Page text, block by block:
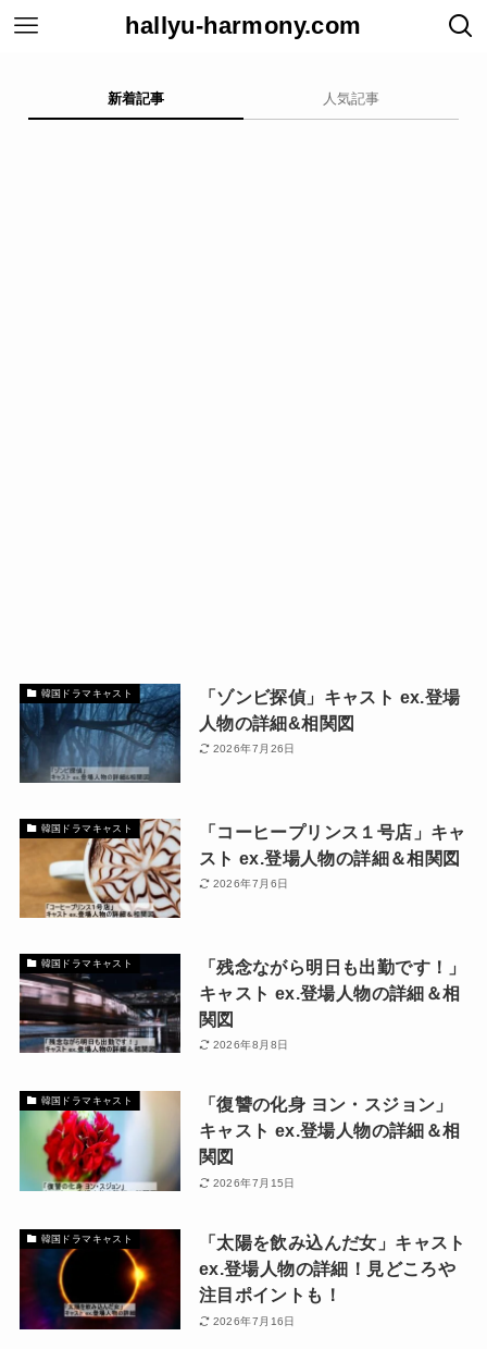
hallyu-harmony.com
新着記事 人気記事
韓国ドラマキャスト
「ゾンビ探偵」キャスト ex.登場
人物の詳細&相関図
2026年7月26日
韓国ドラマキャスト
「コーヒープリンス１号店」キャ
スト ex.登場人物の詳細＆相関図
2026年7月6日
韓国ドラマキャスト
「残念ながら明日も出勤です！」
キャスト ex.登場人物の詳細＆相
関図
2026年8月8日
韓国ドラマキャスト
「復讐の化身 ヨン・スジョン」
キャスト ex.登場人物の詳細＆相
関図
2026年7月15日
韓国ドラマキャスト
「太陽を飲み込んだ女」キャスト
ex.登場人物の詳細！見どころや
注目ポイントも！
2026年7月16日